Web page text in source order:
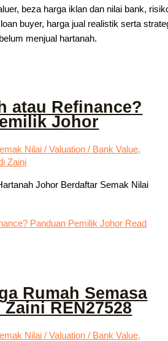
beza harga iklan dan nilai bank,
buyer, harga jual realistik serta
menjual hartanah.
atau Refinance?
Johor
Nilai / Valuation / Bank Value,
Zaini
Johor Berdaftar Semak Nilai
Panduan Pemilik Johor Read
Rumah Semasa
REN27528
Nilai / Valuation / Bank Value,